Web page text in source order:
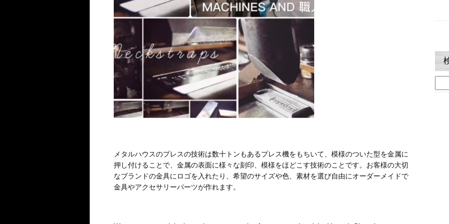
メタルハウスのプレスの技術は数十トンもあるプレス機をもちいて、模様のついた型を金属に
押し付けることで、金属の表面に様々な刻印、模様をほどこす技術のことです。お客様の大切
なブランドの金具にロゴを入れたり、希望のサイズや色、素材を選び自由にオーダーメイドで
金具やアクセサリーパーツが作れます。
索: